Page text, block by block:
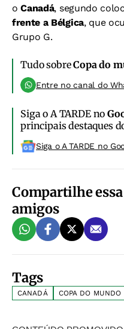
oCanadá, segundo
frente a Bélgica, que
Grupo G.
Tudo sobreCopa do
Entre no canal do
Siga o A TARDE no
principais destaques
Siga o A TARDE no
Compartilhe
amigos
Tags
CANADÁ COPA DO MUNDO